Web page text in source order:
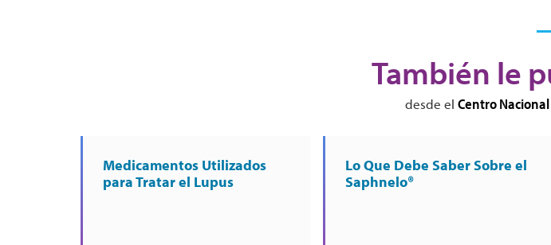
También le
desde el Centro
Medicamentos Utilizados
para Tratar el Lupus
Lo Que Debe Saber Sobre el
Saphnelo®